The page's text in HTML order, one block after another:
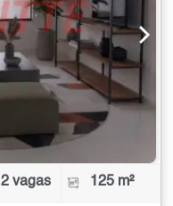
2 vagas 125 m²